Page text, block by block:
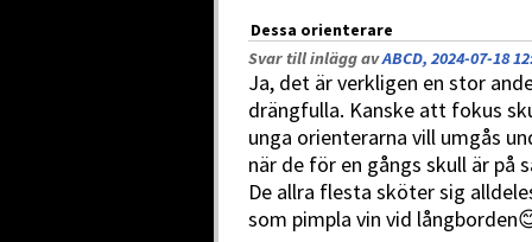
Dessa orienterare
Svar till inlägg avABCD, 2024-07-18
Ja, det är verkligen en stor
drängfulla. Kanske att fokus
unga orienterarna vill umgås
när de för en gångs skull är på
De allra flesta sköter sig
som pimpla vin vid